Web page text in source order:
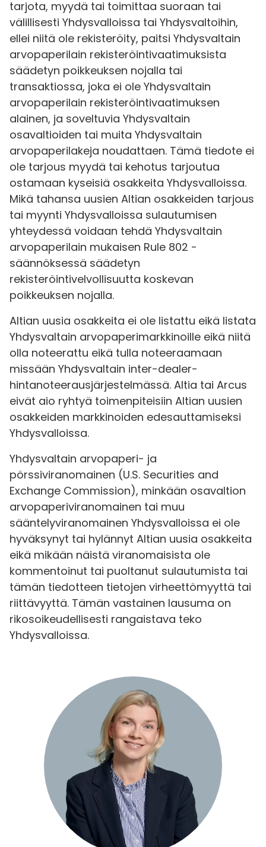
tarjota, myydä tai toimittaa suoraan tai
välillisesti Yhdysvalloissa tai Yhdysvaltoihin,
ellei niitä ole rekisteröity, paitsi Yhdysvaltain
arvopaperilain rekisteröintivaatimuksista
säädetyn poikkeuksen nojalla tai
transaktiossa, joka ei ole Yhdysvaltain
arvopaperilain rekisteröintivaatimuksen
alainen, ja soveltuvia Yhdysvaltain
osavaltioiden tai muita Yhdysvaltain
arvopaperilakeja noudattaen. Tämä tiedote ei
ole tarjous myydä tai kehotus tarjoutua
ostamaan kyseisiä osakkeita Yhdysvalloissa.
Mikä tahansa uusien Altian osakkeiden tarjous
tai myynti Yhdysvalloissa sulautumisen
yhteydessä voidaan tehdä Yhdysvaltain
arvopaperilain mukaisen Rule 802 -
säännöksessä säädetyn
rekisteröintivelvollisuutta koskevan
poikkeuksen nojalla.
Altian uusia osakkeita ei ole listattu eikä listata
Yhdysvaltain arvopaperimarkkinoille eikä niitä
olla noteerattu eikä tulla noteeraamaan
missään Yhdysvaltain inter-dealer-
hintanoteerausjärjestelmässä. Altia tai Arcus
eivät aio ryhtyä toimenpiteisiin Altian uusien
osakkeiden markkinoiden edesauttamiseksi
Yhdysvalloissa.
Yhdysvaltain arvopaperi- ja
pörssiviranomainen (U.S. Securities and
Exchange Commission), minkään osavaltion
arvopaperiviranomainen tai muu
sääntelyviranomainen Yhdysvalloissa ei ole
hyväksynyt tai hylännyt Altian uusia osakkeita
eikä mikään näistä viranomaisista ole
kommentoinut tai puoltanut sulautumista tai
tämän tiedotteen tietojen virheettömyyttä tai
riittävyyttä. Tämän vastainen lausuma on
rikosoikeudellisesti rangaistava teko
Yhdysvalloissa.